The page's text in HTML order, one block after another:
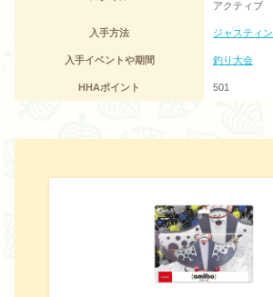
アクティブ
入手方法 ジャスティン
入手イベントや期間 釣り大会
HHAポイント 501